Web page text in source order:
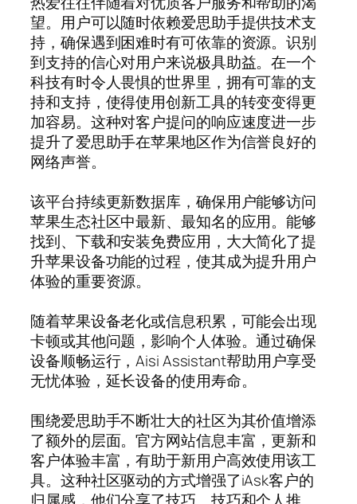
望。用户可以随时依赖爱思助手提供技术支
持，确保遇到困难时有可依靠的资源。识别
到支持的信心对用户来说极具助益。在一个
科技有时令人畏惧的世界里，拥有可靠的支
持和支持，使得使用创新工具的转变变得更
加容易。这种对客户提问的响应速度进一步
提升了爱思助手在苹果地区作为信誉良好的
网络声誉。
该平台持续更新数据库，确保用户能够访问
苹果生态社区中最新、最知名的应用。能够
找到、下载和安装免费应用，大大简化了提
升苹果设备功能的过程，使其成为提升用户
体验的重要资源。
随着苹果设备老化或信息积累，可能会出现
卡顿或其他问题，影响个人体验。通过确保
设备顺畅运行，Aisi Assistant帮助用户享受
无忧体验，延长设备的使用寿命。
围绕爱思助手不断壮大的社区为其价值增添
了额外的层面。官方网站信息丰富，更新和
客户体验丰富，有助于新用户高效使用该工
具。这种社区驱动的方式增强了iAsk客户的